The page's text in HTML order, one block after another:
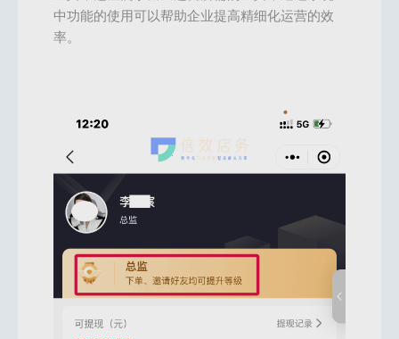
中功能的使用可以帮助企业提高精细化运营的效
率。